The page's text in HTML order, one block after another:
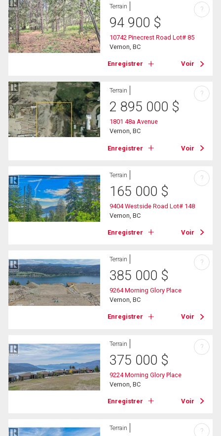
Terrain
94 900 $
10742 Pinecrest Road Lot# 85
Vernon, BC
Enregistrer Voir
?
Terrain
2 895 000 $
1801 48a Avenue
Vernon, BC
Enregistrer Voir
?
Terrain
165 000 $
9404 Westside Road Lot# 148
Vernon, BC
Enregistrer Voir
?
Terrain
385 000 $
9264 Morning Glory Place
Vernon, BC
Enregistrer Voir
?
Terrain
375 000 $
9224 Morning Glory Place
Vernon, BC
Enregistrer Voir
?
Terrain ?